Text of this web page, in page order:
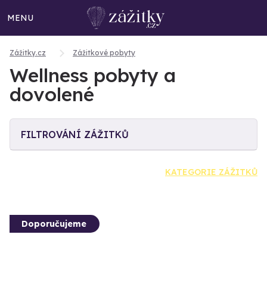
MENU
Zážitky.cz Zážitkové pobyty
Wellness pobyty a
dovolené
FILTROVÁNÍ ZÁŽITKŮ
KATEGORIE ZÁŽITKŮ
Doporučujeme